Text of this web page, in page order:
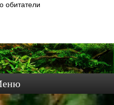
обитатели